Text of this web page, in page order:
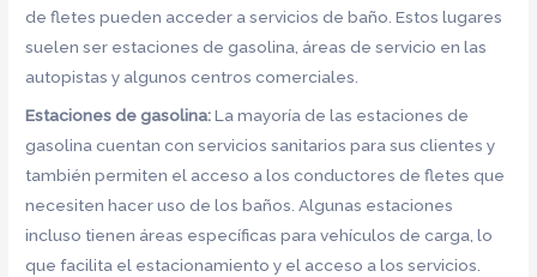
de fletes pueden acceder a servicios de baño. Estos lugares
suelen ser estaciones de gasolina, áreas de servicio en las
autopistas y algunos centros comerciales.
Estaciones de gasolina:La mayoría de las estaciones de
gasolina cuentan con servicios sanitarios para sus clientes y
también permiten el acceso a los conductores de fletes que
necesiten hacer uso de los baños. Algunas estaciones
incluso tienen áreas específicas para vehículos de carga, lo
que facilita el estacionamiento y el acceso a los servicios.